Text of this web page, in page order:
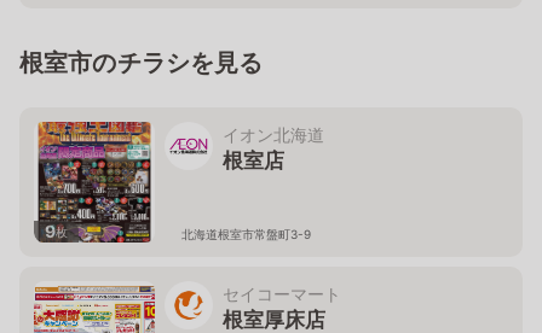
根室市のチラシを見る
9枚
イオン北海道
根室店
北海道根室市常盤町3-9
セイコーマート
根室厚床店